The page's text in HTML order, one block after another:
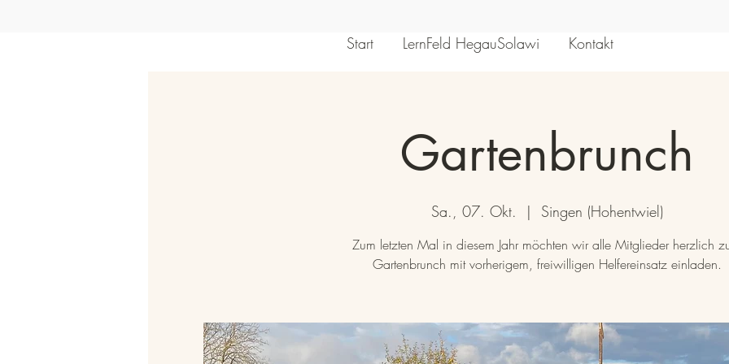
Start LernFeld HegauSolawi Kontakt
Gartenbrunch
Sa., 07. Okt.
  |
Singen (Hohentwiel)
Zum letzten Mal in diesem Jahr möchten wir alle Mitglieder herzlich
Gartenbrunch mit vorherigem, freiwilligen Helfereinsatz einladen.